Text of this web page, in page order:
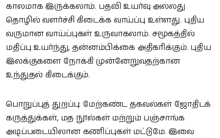
காலமாக இருக்கலாம். பதவி உயர்வு அல்லது
தொழில் வளர்ச்சி கிடைக்க வாய்ப்பு உள்ளது. புதிய
வருமான வாய்ப்புகள் உருவாகலாம். சமூகத்தில்
மதிப்பு உயர்ந்து, தன்னம்பிக்கை அதிகரிக்கும். புதிய
இலக்குகளை நோக்கி முன்னேறுவதற்கான
உந்துதல் கிடைக்கும்.
பொறுப்புத் துறப்பு: மேற்கண்ட தகவல்கள் ஜோதிடக்
கருத்துக்கள், மத நூல்கள் மற்றும் பஞ்சாங்க
அடிப்படையிலான கணிப்புகள் மட்டுமே. இவை